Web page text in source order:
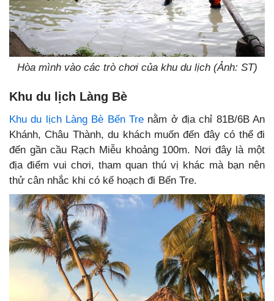
Hòa mình vào các trò chơi của khu du lịch (Ảnh: ST)
Khu du lịch Làng Bè
Khu du lịch Làng Bè Bến Tre nằm ở địa chỉ 81B/6B An
Khánh, Châu Thành, du khách muốn đến đây có thể đi
đến gần cầu Rạch Miễu khoảng 100m. Nơi đây là một
địa điểm vui chơi, tham quan thú vị khác mà bạn nên
thử cân nhắc khi có kế hoạch đi Bến Tre.